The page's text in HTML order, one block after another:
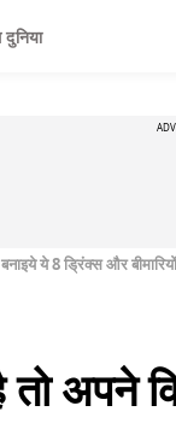
दुनिया
ये 8 ड्रिंक्स और
तो